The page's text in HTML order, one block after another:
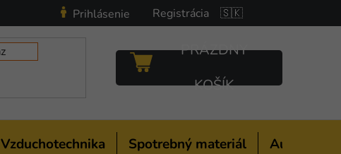
Prihlásenie Registrácia 🇸🇰
NÁKUPNÝ
KOŠÍK
PRÁZDNY
KOŠÍK
Vzduchotechnika Spotrebný materiál Auto-moto